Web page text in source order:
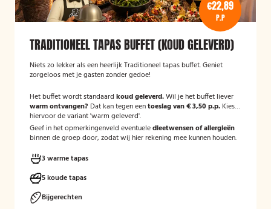
€22,89
P.P
TRADITIONEEL TAPAS BUFFET (KOUD GELEVERD)
Niets zo lekker als een heerlijk Traditioneel tapas buffet. Geniet
zorgeloos met je gasten zonder gedoe!
Het buffet wordt standaard koud geleverd.Wil je het buffet liever
warm ontvangen? Dat kan tegen eentoeslag van € 3,50 p.p. Kies
hiervoor de variant 'warm geleverd'.
Geef in het opmerkingenveld eventueledieetwensen of allergieën
binnen de groep door, zodat wij hier rekening mee kunnen houden.
3 warme tapas
5 koude tapas
Bijgerechten